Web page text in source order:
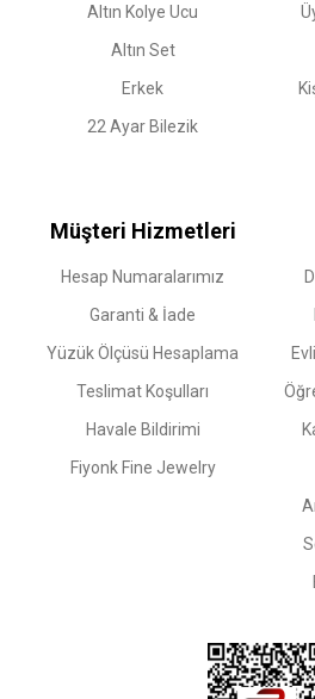
Altın Kolye Ucu
Altın Set
Erkek
22 Ayar Bilezik
Müşteri Hizmetleri
Hesap Numaralarımız
Garanti & İade
Yüzük Ölçüsü Hesaplama
Teslimat Koşulları
Havale Bildirimi
Fiyonk Fine Jewelry